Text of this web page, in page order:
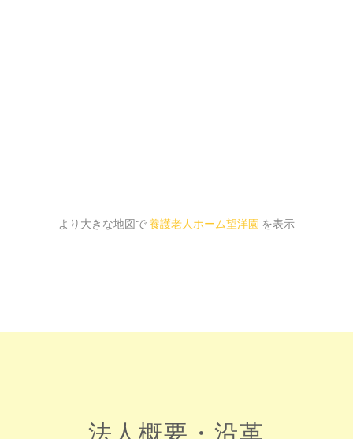
より大きな地図で養護老人ホーム望洋園 を表示
法人概要・沿革